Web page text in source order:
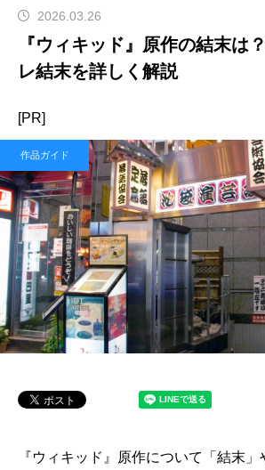
2026.03.26
『ウィキッド』原作の結末は
レ結末を詳しく解説
[PR]
作品ガイド
『ウィキッド』原作について「結末